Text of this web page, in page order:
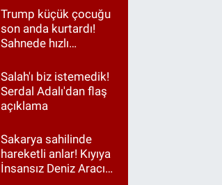
Trump küçük çocuğu
son anda kurtardı!
Sahnede hızlı
Salah'ı biz istemedik!
Serdal Adalı'dan flaş
açıklama
Sakarya sahilinde
hareketli anlar! Kıyıya
İnsansız Deniz Aracı